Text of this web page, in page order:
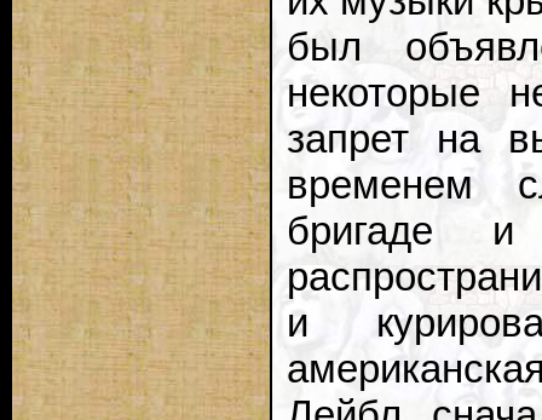
был
некоторые
запрет на
временем
бригаде
и